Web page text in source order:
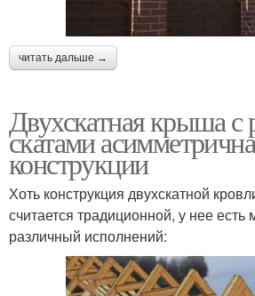
читать дальше →
Двухскатная крыша с
скатами
конструкции
Хоть конструкция двухскатной
считается традиционной, у нее есть
различный исполнений: